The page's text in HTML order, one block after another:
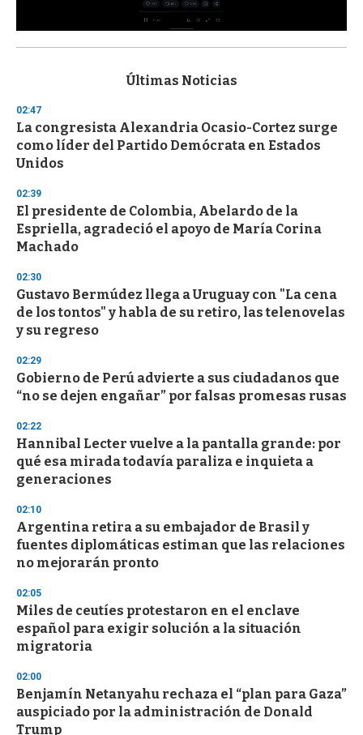
s
d
s
o
f
3
s
e
c
o
n
Últimas Noticias
02:47
La congresista Alexandria Ocasio-Cortez surge
como líder del Partido Demócrata en Estados
Unidos
02:39
El presidente de Colombia, Abelardo de la
Espriella, agradeció el apoyo de María Corina
Machado
02:30
Gustavo Bermúdez llega a Uruguay con "La cena
de los tontos" y habla de su retiro, las telenovelas
y su regreso
02:29
Gobierno de Perú advierte a sus ciudadanos que
“no se dejen engañar” por falsas promesas rusas
02:22
Hannibal Lecter vuelve a la pantalla grande: por
qué esa mirada todavía paraliza e inquieta a
generaciones
02:10
Argentina retira a su embajador de Brasil y
fuentes diplomáticas estiman que las relaciones
no mejorarán pronto
02:05
Miles de ceutíes protestaron en el enclave
español para exigir solución a la situación
migratoria
02:00
Benjamín Netanyahu rechaza el “plan para Gaza”
auspiciado por la administración de Donald
Trump